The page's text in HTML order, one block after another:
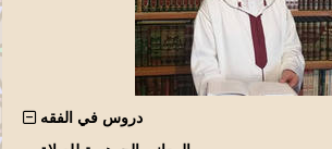
دروس في الفقه